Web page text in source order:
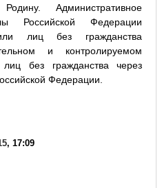
Административное
Российской Федерации
лиц без гражданства
и контролируемом
без гражданства через
Федерации.
, 17:09